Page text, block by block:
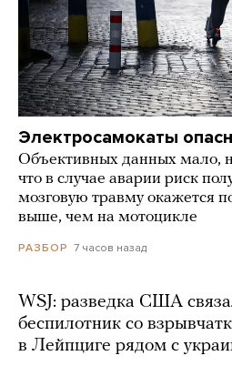
Электросамокаты
Объективных данных мало,
что в случае аварии риск
мозговую травму окажется
выше, чем на мотоцикле
РАЗБОР 7 часов назад
WSJ: разведка США
беспилотник со
в Лейпциге рядом с